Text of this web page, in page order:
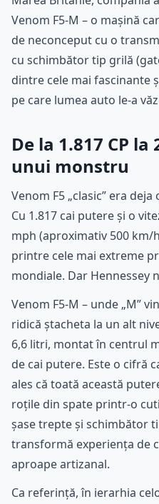
Venom F5-M – o mașină
de neconceput cu o
cu schimbător tip grilă
dintre cele mai fascinante
pe care lumea auto le-a
De la 1.817 CP
unui monstru
Venom F5 „clasic” era
Cu 1.817 cai putere și o
mph (aproximativ 500 km/
printre cele mai extreme
mondiale. Dar Hennessey
Venom F5-M – unde „M”
ridică ștacheta la un alt
6,6 litri, montat în centrul
de cai putere. Este o cifră
ales că toată această
roțile din spate printr-o
șase trepte și schimbător
transformă experiența de
aproape artizanal.
Ca referință, în ierarhia